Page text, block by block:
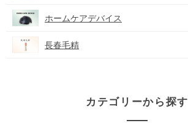
ホームケアデバイス
長春毛精
カテゴリーから探す